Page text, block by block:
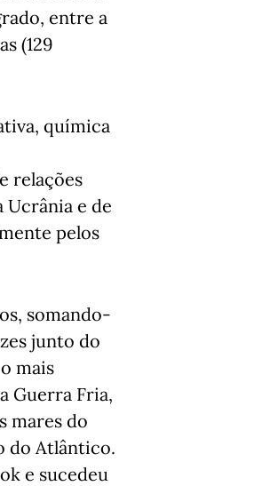
entre a
(129
química
relações
Ucrânia e de
pelos
somando-
junto do
mais
Guerra Fria,
mares do
do Atlântico.
e sucedeu